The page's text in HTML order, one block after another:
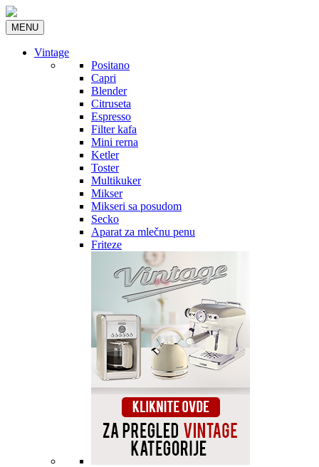
MENU
Vintage
Positano
Capri
Blender
Citruseta
Espresso
Filter kafa
Mini rerna
Ketler
Toster
Multikuker
Mikser
Mikseri sa posudom
Secko
Aparat za mlečnu penu
Friteze